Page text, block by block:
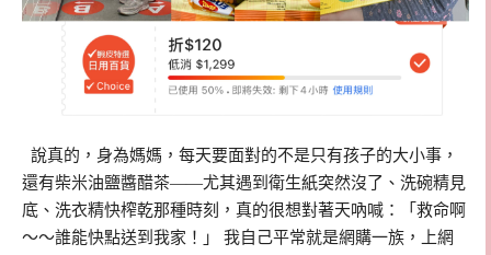
說真的，身為媽媽，每天要面對的不是只有孩子的大小事，
還有柴米油鹽醬醋茶——尤其遇到衛生紙突然沒了、洗碗精見
底、洗衣精快榨乾那種時刻，真的很想對著天吶喊：「救命啊
～～誰能快點送到我家！」 我自己平常就是網購一族，上網